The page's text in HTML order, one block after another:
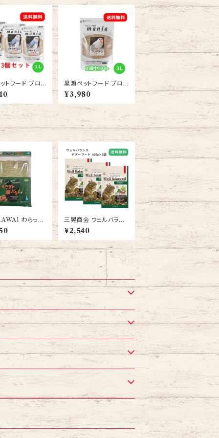
トフード プロシ
用 マニア（man
セイインコ1L
3個セット 送料
黒瀬ペットフード プロシ
ョップ専用 マニア（man
ia） 文鳥 3L 2袋セット /
小鳥 餌 バード えさ
¥3,980
わらっこ
さぎの座ぶと
座布団
三晃商会 ウェルバラン
ス デグーフード 400g
3袋セット デグー フード
エサ
¥2,540